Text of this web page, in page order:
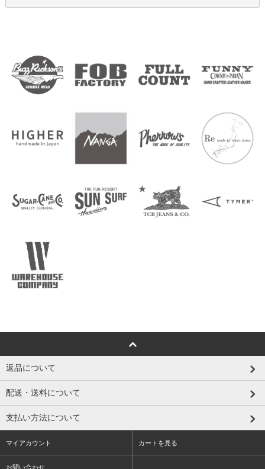
返品について
配送・送料について
支払い方法について
マイアカウント カートを見る
お問い合わせ